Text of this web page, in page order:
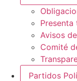
Avisos
Comité
Partidos